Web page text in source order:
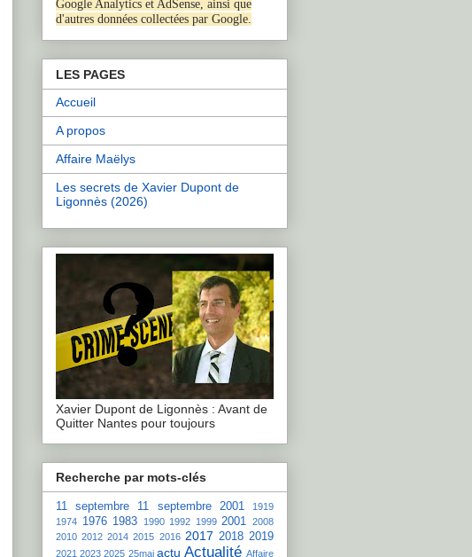
Google Analytics et AdSense, ainsi que
d'autres données collectées par Google.
LES PAGES
Accueil
A propos
Affaire Maëlys
Les secrets de Xavier Dupont de
Ligonnès (2026)
Xavier Dupont de Ligonnès : Avant de
Quitter Nantes pour toujours
Recherche par mots-clés
11 septembre 11 septembre 2001
1919
1974 1976 1983 1990 1992 1999 2001 2008
2010 2012 2014 2015 2016 2017 2018 2019
2021 2023 2025 25mai actu Actualité Affaire